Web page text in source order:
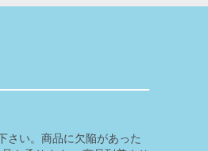
さい。商品に欠陥があった